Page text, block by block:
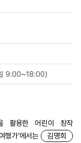
9:00~18:00)
활용한 어린이 창작
행가’에서는
김명희